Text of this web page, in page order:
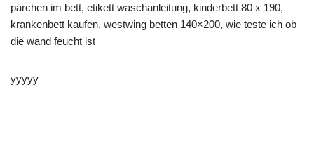
pärchen im bett, etikett waschanleitung, kinderbett 80 x 190,
krankenbett kaufen, westwing betten 140×200, wie teste ich ob
die wand feucht ist
yyyyy